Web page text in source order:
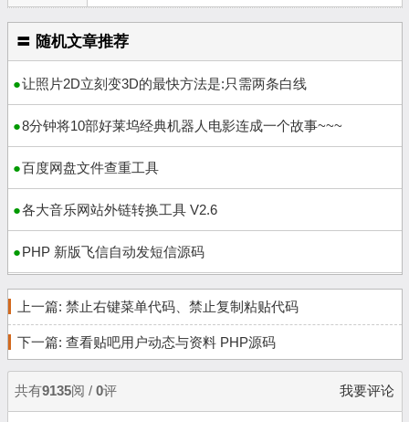
〓 随机文章推荐
让照片2D立刻变3D的最快方法是:只需两条白线
8分钟将10部好莱坞经典机器人电影连成一个故事~~~
百度网盘文件查重工具
各大音乐网站外链转换工具 V2.6
PHP 新版飞信自动发短信源码
上一篇: 禁止右键菜单代码、禁止复制粘贴代码
下一篇: 查看贴吧用户动态与资料 PHP源码
共有9135阅 / 0评 我要评论